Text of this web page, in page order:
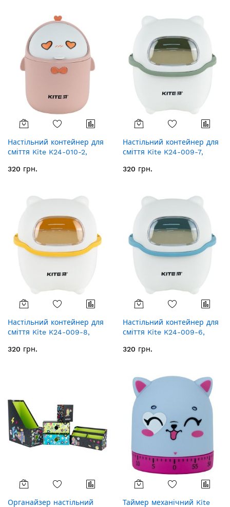
Настільний контейнер для
сміття Kite K24-010-2,
320 грн.
Настільний контейнер для
сміття Kite K24-009-7,
320 грн.
Настільний контейнер для
сміття Kite K24-009-8,
320 грн.
Настільний контейнер для
сміття Kite K24-009-6,
320 грн.
Органайзер настільний
Таймер механічний Kite